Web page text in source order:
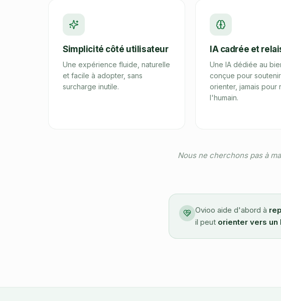
Simplicité côté utilisateur
Une expérience fluide, naturelle
et facile à adopter, sans
surcharge inutile.
IA cadrée et
Une IA dédiée au
conçue pour
orienter, jamais pour
l'humain.
Nous ne cherchons pas à
Ovioo aide d'abord à
il peut orienter vers un